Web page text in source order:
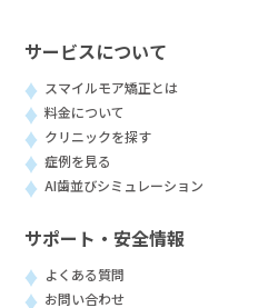
サービスについて
スマイルモア矯正とは
料金について
クリニックを探す
症例を見る
AI歯並びシミュレーション
サポート・安全情報
よくある質問
お問い合わせ